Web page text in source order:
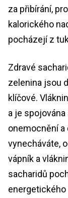
za přibírání,
kalorického
pocházejí z
Zdravé
zelenina jsou
klíčové.
a je
onemocnění a
vynecháváte,
vápník a
sacharidů